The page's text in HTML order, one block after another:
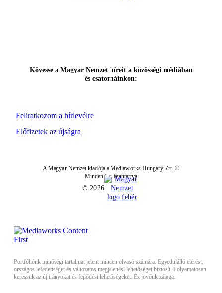
Feliratkozom a hírlevélre
Kövesse a Magyar Nemzet híreit a közösségi médiában
és csatornáinkon:
Előfizetek az újságra
A Magyar Nemzet kiadója a Mediaworks Hungary Zrt. ©
Minden jog fenntartva
© 2026
Portfóliónk minőségi tartalmat jelent minden olvasó számára. Egyedülálló elérést,
országos lefedettséget és változatos megjelenési lehetőséget biztosít. Folyamatosan
keressük az új irányokat és fejlődési lehetőségeket. Ez jövőnk záloga.